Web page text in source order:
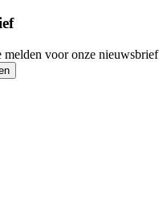
voor onze nieuwsbrief